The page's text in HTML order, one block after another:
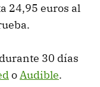
24,95 euros al
30 días
oAudible.